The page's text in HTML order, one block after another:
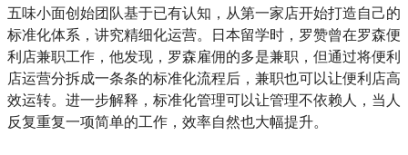
五味小面创始团队基于已有认知，从第一家店开始打造自己的
标准化体系，讲究精细化运营。日本留学时，罗赞曾在罗森便
利店兼职工作，他发现，罗森雇佣的多是兼职，但通过将便利
店运营分拆成一条条的标准化流程后，兼职也可以让便利店高
效运转。进一步解释，标准化管理可以让管理不依赖人，当人
反复重复一项简单的工作，效率自然也大幅提升。